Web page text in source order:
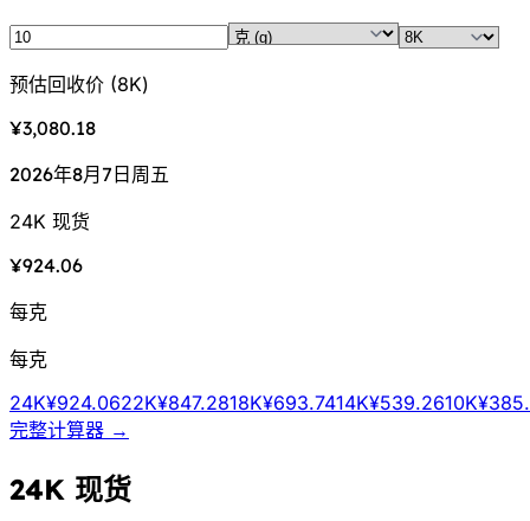
预估回收价 (8K)
¥3,080.18
2026年8月7日周五
24K 现货
¥924.06
每克
每克
24K¥924.0622K¥847.2818K¥693.7414K¥539.2610K
完整计算器 →
24K 现货